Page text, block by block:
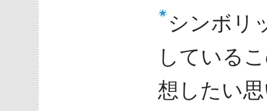
シンボリ
している
想したい